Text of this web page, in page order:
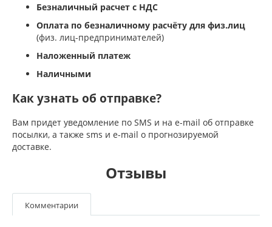
Безналичный расчет с НДС
Оплата по безналичному расчёту для физ.лиц
(физ. лиц-предпринимателей)
Наложенный платеж
Наличными
Как узнать об отправке?
Вам придет уведомление по SMS и на e-mail об отправке
посылки, а также sms и e-mail о прогнозируемой
доставке.
Отзывы
Комментарии